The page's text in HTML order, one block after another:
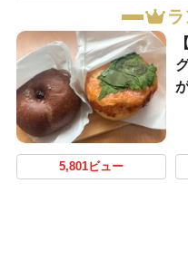
5,801ビュー